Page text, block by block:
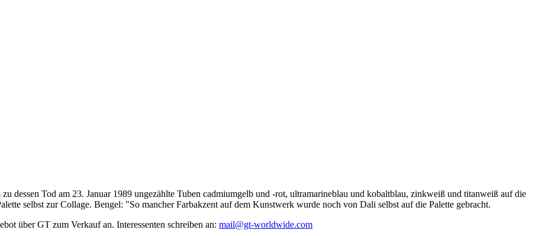
dessen Tod am 23. Januar 1989 ungezählte Tuben cadmiumgelb und -rot, ultramarineblau und kobaltblau, zinkweiß und titanweiß auf die
selbst zur Collage. Bengel: "So mancher Farbakzent auf dem Kunstwerk wurde noch von Dali selbst auf die Palette gebracht.
über GT zum Verkauf an. Interessenten schreiben an: mail@gt-worldwide.com